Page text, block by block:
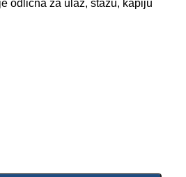
odlična za ulaz, stazu, kapiju